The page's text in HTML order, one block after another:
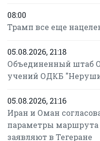
08:00
Трамп все еще
05.08.2026, 21:18
Объединенный штаб
учений ОДКБ
05.08.2026, 21:16
Иран и Оман
параметры маршрута
заявляют в Тегеране